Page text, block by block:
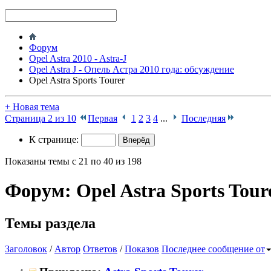
Форум
Opel Astra 2010 - Astra-J
Opel Astra J - Опель Астра 2010 года: обсуждение
Opel Astra Sports Tourer
+ Новая тема
Страница 2 из 10
Первая 1 2 3 4 ... Последняя
К странице:
Показаны темы с 21 по 40 из 198
Форум: Opel Astra Sports
Темы раздела
Заголовок / Автор Ответов /Показов Последнее сообщение от